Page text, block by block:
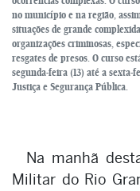
no município e na região,
situações de grande
organizações criminosas,
resgates de presos. O curso
segunda-feira (13) até a sexta-
Justiça e Segurança Pública.
Na manhã
Militar do Rio